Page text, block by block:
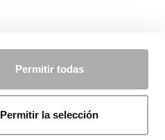
Permitir todas
Permitir la selección